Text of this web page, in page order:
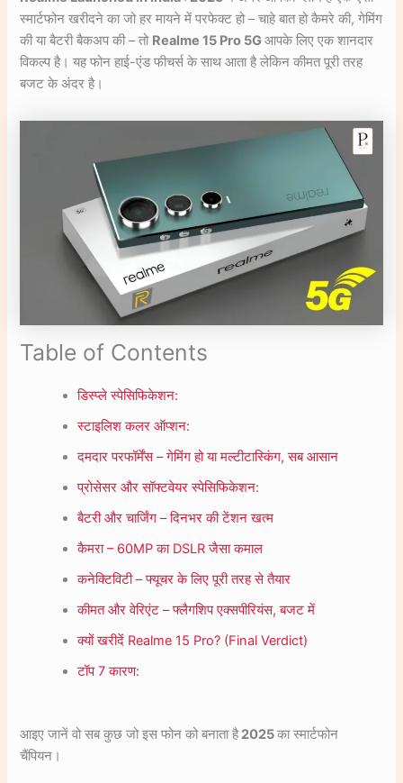
स्मार्टफोन खरीदने का जो हर मायने में परफेक्ट हो – चाहे बात हो कैमरे की, गेमिंग
की या बैटरी बैकअप की – तो Realme 15 Pro 5Gआपके लिए एक शानदार
विकल्प है। यह फोन हाई-एंड फीचर्स के साथ आता है लेकिन कीमत पूरी तरह
बजट के अंदर है।
Table of Contents
डिस्प्ले स्पेसिफिकेशन:
स्टाइलिश कलर ऑप्शन:
दमदार परफॉर्मेंस – गेमिंग हो या मल्टीटास्किंग, सब आसान
प्रोसेसर और सॉफ्टवेयर स्पेसिफिकेशन:
बैटरी और चार्जिंग – दिनभर की टेंशन खत्म
कैमरा – 60MP का DSLR जैसा कमाल
कनेक्टिविटी – फ्यूचर के लिए पूरी तरह से तैयार
कीमत और वेरिएंट – फ्लैगशिप एक्सपीरियंस, बजट में
क्यों खरीदें Realme 15 Pro? (Final Verdict)
टॉप 7 कारण:
आइए जानें वो सब कुछ जो इस फोन को बनाता है2025का स्मार्टफोन
चैंपियन।